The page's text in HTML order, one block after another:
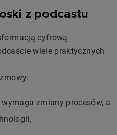
z podcastu
cyfrową
wiele praktycznych
zmiany procesów, a